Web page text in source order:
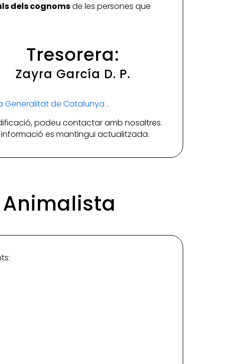
dels cognomsde les persones que
Tresorera:
Zayra García D. P.
Generalitat de Catalunya .
podeu contactar amb nosaltres.
es mantingui actualitzada.